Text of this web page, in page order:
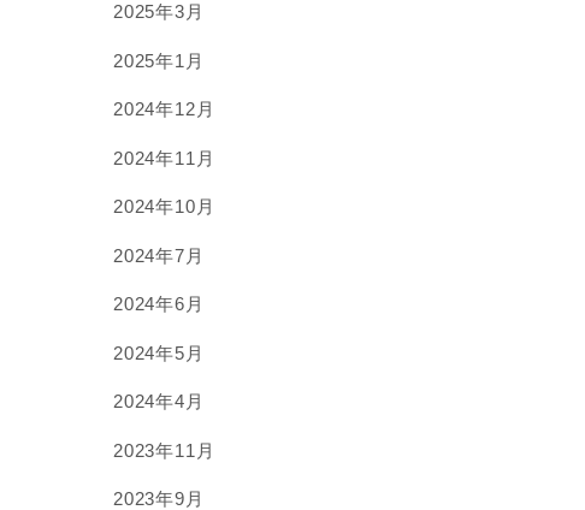
2025年3月
2025年1月
2024年12月
2024年11月
2024年10月
2024年7月
2024年6月
2024年5月
2024年4月
2023年11月
2023年9月